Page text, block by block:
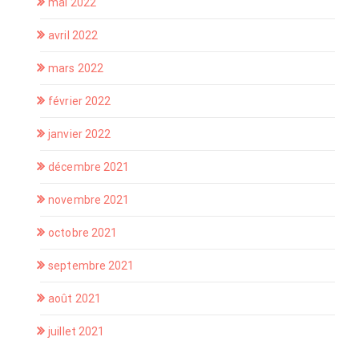
mai 2022
avril 2022
mars 2022
février 2022
janvier 2022
décembre 2021
novembre 2021
octobre 2021
septembre 2021
août 2021
juillet 2021